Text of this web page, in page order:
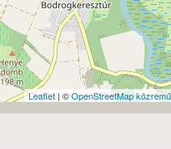
Leaflet | ©OpenStreetMap